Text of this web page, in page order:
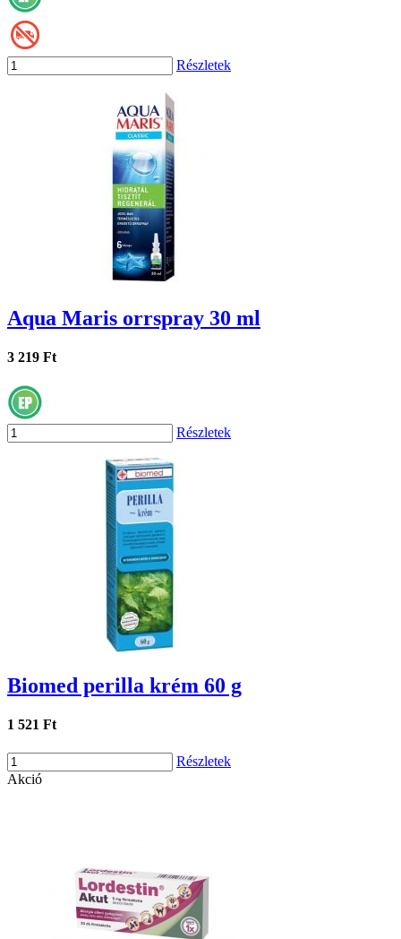
Részletek
Aqua Maris orrspray 30 ml
3 219 Ft
Részletek
Biomed perilla krém 60 g
1 521 Ft
Részletek
Akció